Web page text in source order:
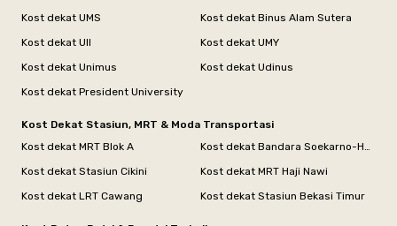
Kost dekat UMS
Kost dekat Binus Alam Sutera
Kost dekat UII
Kost dekat UMY
Kost dekat Unimus
Kost dekat Udinus
Kost dekat President University
Kost Dekat Stasiun, MRT & Moda Transportasi
Kost dekat MRT Blok A
Kost dekat Bandara Soekarno-Hatta
Kost dekat Stasiun Cikini
Kost dekat MRT Haji Nawi
Kost dekat LRT Cawang
Kost dekat Stasiun Bekasi Timur